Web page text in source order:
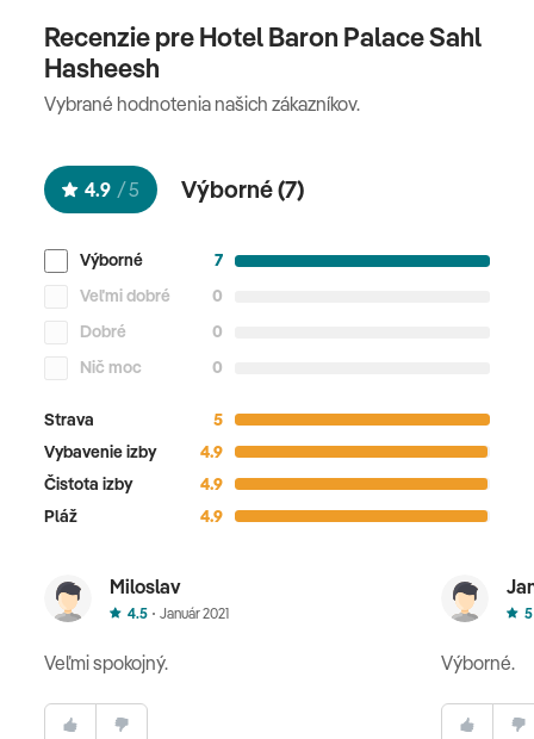
Recenzie pre Hotel Baron Palace Sahl
Hasheesh
Vybrané hodnotenia našich zákazníkov.
4.9 /5 Výborné (7)
Výborné
7
Veľmi dobré
0
Dobré
0
Nič moc
0
Strava
5
Vybavenie izby
4.9
Čistota izby
4.9
Pláž
4.9
Miloslav
4.5 Január 2021
Veľmi spokojný.
5
Výborné.